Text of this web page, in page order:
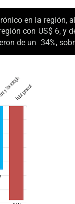
en la región,
con US$ 6,
de un 34%,